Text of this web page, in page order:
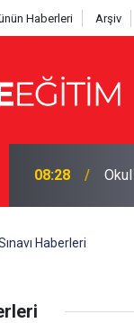
Haberleri Arşiv
08:28
Haberleri